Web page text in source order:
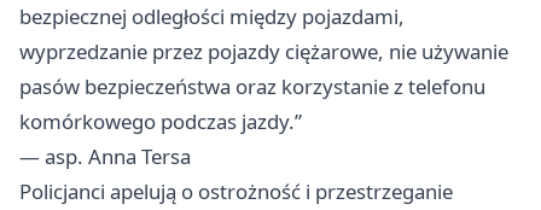
bezpiecznej odległości między pojazdami,
wyprzedzanie przez pojazdy ciężarowe, nie używanie
pasów bezpieczeństwa oraz korzystanie z telefonu
komórkowego podczas jazdy.”
— asp. Anna Tersa
Policjanci apelują o ostrożność i przestrzeganie